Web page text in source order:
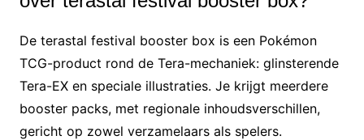
De terastal festival booster box is een Pokémon
TCG-product rond de Tera-mechaniek: glinsterende
Tera-EX en speciale illustraties. Je krijgt meerdere
booster packs, met regionale inhoudsverschillen,
gericht op zowel verzamelaars als spelers.